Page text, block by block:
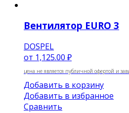
Вентилятор EURO 3
DOSPEL
от 1,125.00 ₽
цена не является публичной офертой и
Добавить в корзину
Добавить в избранное
Сравнить